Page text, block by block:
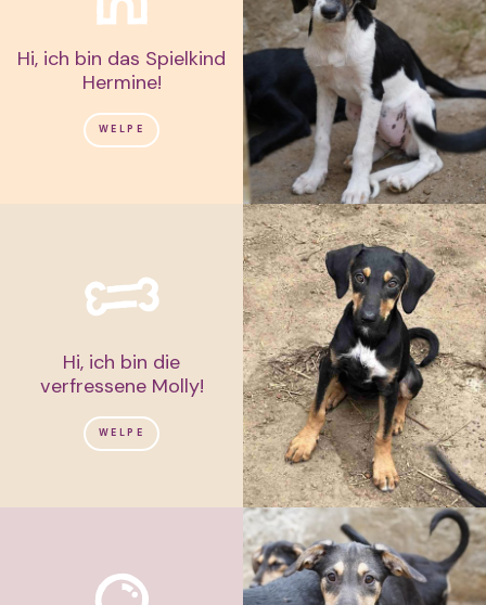
Hi, ich bin das Spielkind
Hermine!
WELPE
Hi, ich bin die
verfressene Molly!
WELPE